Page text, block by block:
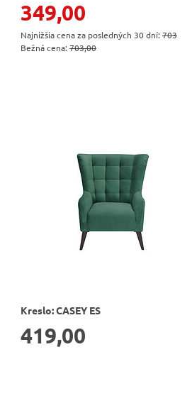
349,00
Najnižšia cena za posledných 30 dní: 703
Bežná cena: 703,00
Kreslo: CASEY ES
419,00